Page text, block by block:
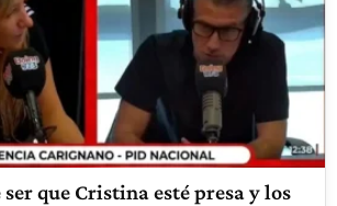
ser que Cristina esté presa y los